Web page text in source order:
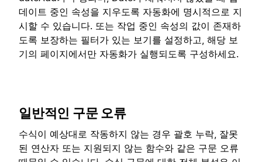
데이트 중인 속성을 지우도록 자동화에 명시적으로 지
시할 수 있습니다. 또는 작업 중인 속성의 값이 존재하
도록 보장하는 필터가 있는 보기를 설정하고, 해당 보
기의 페이지에서만 자동화가 실행되도록 구성하세요.
일반적인 구문 오류
수식이 예상대로 작동하지 않는 경우 괄호 누락, 잘못
된 연산자 또는 지원되지 않는 함수와 같은 구문 오류